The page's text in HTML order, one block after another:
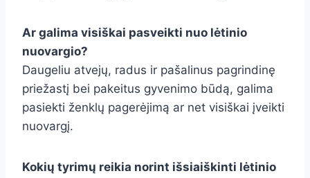
Ar galima visiškai pasveikti nuo lėtinio
nuovargio?
Daugeliu atvejų, radus ir pašalinus pagrindinę
priežastį bei pakeitus gyvenimo būdą, galima
pasiekti ženklų pagerėjimą ar net visiškai įveikti
nuovargį.
Kokių tyrimų reikia norint išsiaiškinti lėtinio